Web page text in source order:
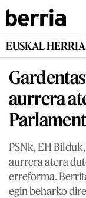
EUSKAL HERRIA
aurrera
PSNk, EH
aurrera atera
erreforma.
egin beharko